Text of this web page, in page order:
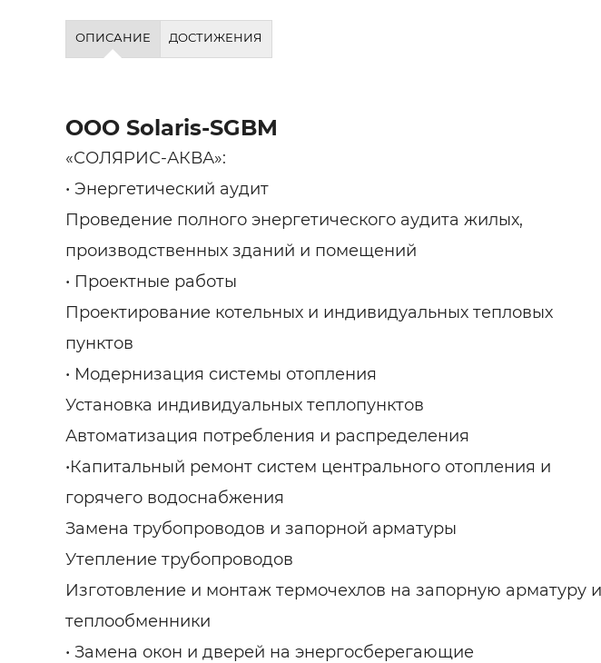
ОПИСАНИЕ ДОСТИЖЕНИЯ
ООО Solaris-SGBM
«СОЛЯРИС-АКВА»:
• Энергетический аудит
Проведение полного энергетического аудита жилых,
производственных зданий и помещений
• Проектные работы
Проектирование котельных и индивидуальных тепловых
пунктов
• Модернизация системы отопления
Установка индивидуальных теплопунктов
Автоматизация потребления и распределения
•Капитальный ремонт систем центрального отопления и
горячего водоснабжения
Замена трубопроводов и запорной арматуры
Утепление трубопроводов
Изготовление и монтаж термочехлов на запорную арматуру и
теплообменники
• Замена окон и дверей на энергосберегающие